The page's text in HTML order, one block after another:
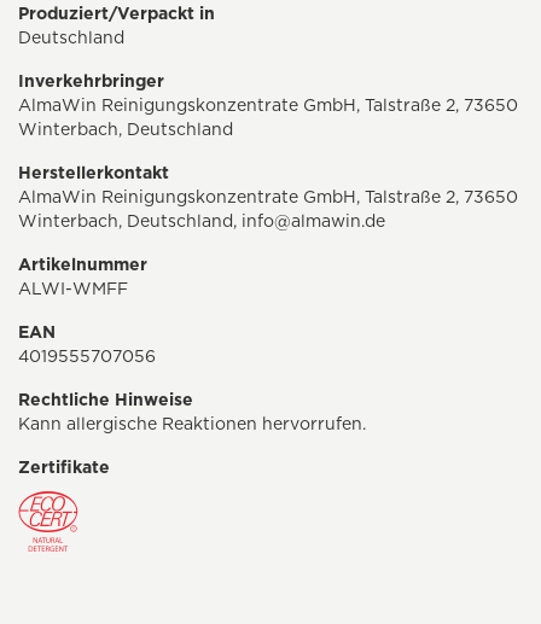
Produziert/Verpackt in
Deutschland
Inverkehrbringer
AlmaWin Reinigungskonzentrate GmbH, Talstraße 2, 73650
Winterbach, Deutschland
Herstellerkontakt
AlmaWin Reinigungskonzentrate GmbH, Talstraße 2, 73650
Winterbach, Deutschland, info@almawin.de
Artikelnummer
ALWI-WMFF
EAN
4019555707056
Rechtliche Hinweise
Kann allergische Reaktionen hervorrufen.
Zertifikate